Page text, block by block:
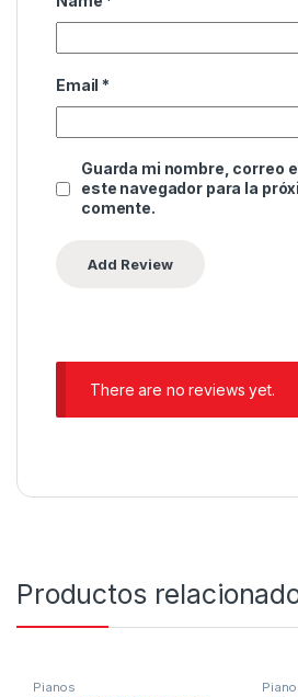
Email *
Guarda mi nombre, correo
este navegador para la
comente.
There are no reviews yet.
Productos
Pianos